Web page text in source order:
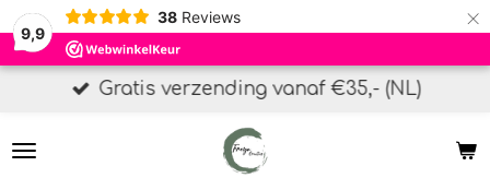
9,9
38 Reviews ×
Gratis verzending vanaf €35,- (NL)